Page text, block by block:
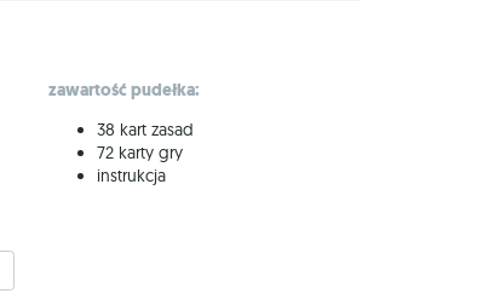
zawartość pudełka:
38 kart zasad
72 karty gry
instrukcja